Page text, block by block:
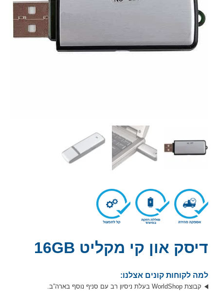
דיסק און קי מקליט 16GB
למה לקוחות קונים אצלנו:
קבוצת WorldShop בעלת ניסיון רב עם סניף נוסף בארה”ב.